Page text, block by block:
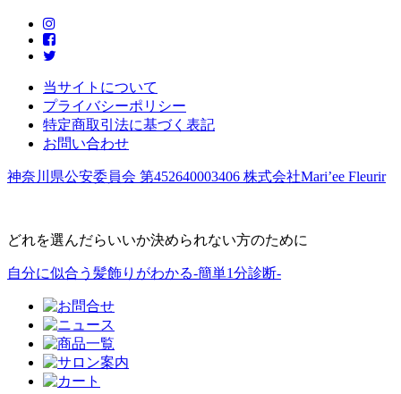
当サイトについて
プライバシーポリシー
特定商取引法に基づく表記
お問い合わせ
神奈川県公安委員会 第452640003406 株式会社Mari’ee Fleurir
どれを選んだらいいか決められない方のために
自分に似合う髪飾りがわかる-簡単1分診断-